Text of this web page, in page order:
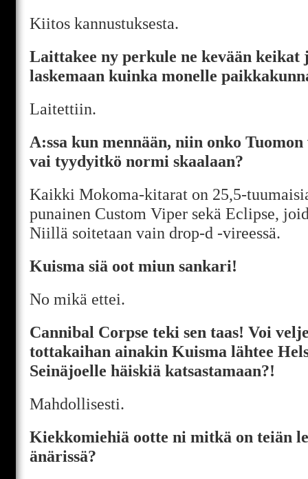
Kiitos kannustuksesta.
Laittakee ny perkule ne kevään keikat
laskemaan kuinka monelle
Laitettiin.
A:ssa kun mennään, niin onko
vai tyydyitkö normi skaalaan?
Kaikki Mokoma-kitarat on 25,5-
punainen Custom Viper sekä Eclipse,
Niillä soitetaan vain drop-d -vireessä.
Kuisma siä oot miun sankari!
No mikä ettei.
Cannibal Corpse teki sen taas! Voi
tottakaihan ainakin Kuisma lähtee
Seinäjoelle häiskiä katsastamaan?!
Mahdollisesti.
Kiekkomiehiä ootte ni mitkä on teiän
änärissä?